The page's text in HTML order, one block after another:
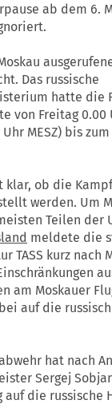
ab dem 6.
Das russische
hatte die
von Freitag 0.00
MESZ) bis
klar, ob die
werden. Um
Teilen der
meldete die
TASS kurz nach
am Moskauer
auf die
hat nach
Sergej
auf die russische